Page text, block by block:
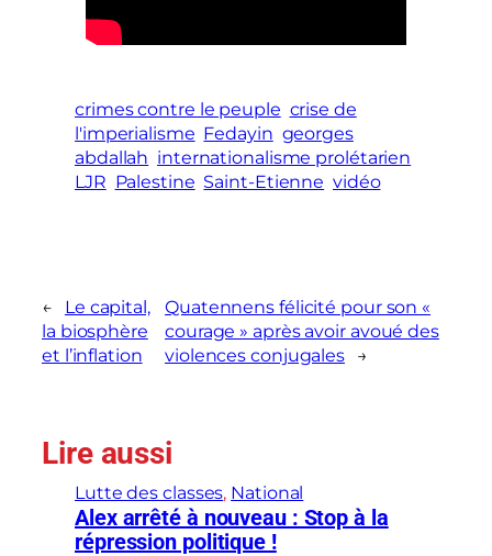
crimes contre le peuple crise de
l'imperialisme Fedayin georges
abdallah internationalisme prolétarien
LJR Palestine Saint-Etienne vidéo
←
Le capital,
la biosphère
et l’inflation
Quatennens félicité pour son «
courage » après avoir avoué des
violences conjugales
→
Lire aussi
Lutte des classes, National
Alex arrêté à nouveau : Stop à la
répression politique !